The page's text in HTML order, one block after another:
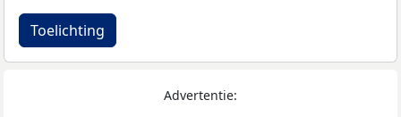
Toelichting
Advertentie: